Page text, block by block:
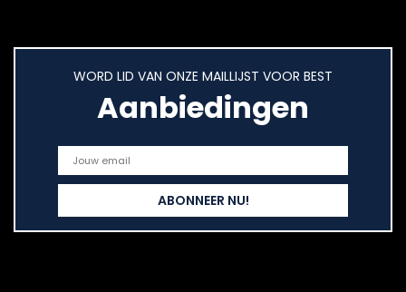
WORD LID VAN ONZE MAILLIJST VOOR BEST
Aanbiedingen